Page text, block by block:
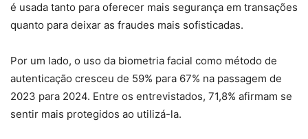
é usada tanto para oferecer mais segurança em transações
quanto para deixar as fraudes mais sofisticadas.
Por um lado, o uso da biometria facial como método de
autenticação cresceu de 59% para 67% na passagem de
2023 para 2024. Entre os entrevistados, 71,8% afirmam se
sentir mais protegidos ao utilizá-la.